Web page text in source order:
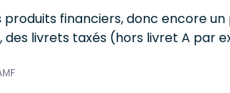
produits financiers, donc encore
des livrets taxés (hors livret A par